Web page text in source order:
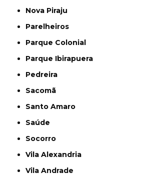
Nova Piraju
Parelheiros
Parque Colonial
Parque Ibirapuera
Pedreira
Sacomã
Santo Amaro
Saúde
Socorro
Vila Alexandria
Vila Andrade